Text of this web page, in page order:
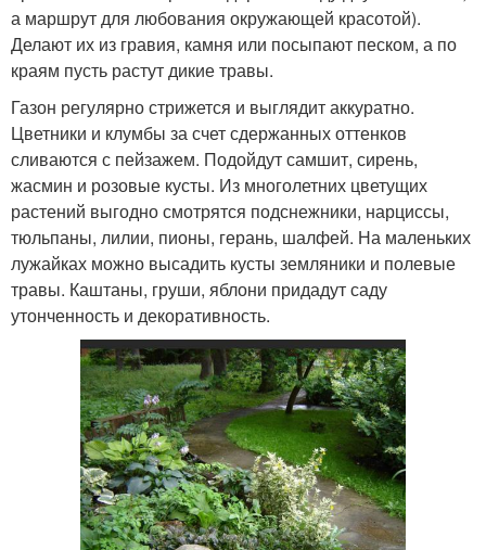
а маршрут для любования окружающей красотой).
Делают их из гравия, камня или посыпают песком, а по
краям пусть растут дикие травы.
Газон регулярно стрижется и выглядит аккуратно.
Цветники и клумбы за счет сдержанных оттенков
сливаются с пейзажем. Подойдут самшит, сирень,
жасмин и розовые кусты. Из многолетних цветущих
растений выгодно смотрятся подснежники, нарциссы,
тюльпаны, лилии, пионы, герань, шалфей. На маленьких
лужайках можно высадить кусты земляники и полевые
травы. Каштаны, груши, яблони придадут саду
утонченность и декоративность.